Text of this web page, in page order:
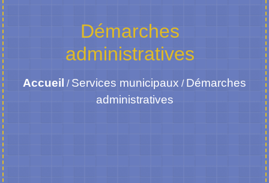
Démarches
administratives
Accueil / Services municipaux / Démarches
administratives